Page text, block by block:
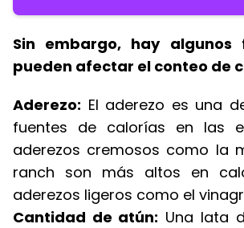
Sin embargo, hay algunos
pueden afectar el conteo de
Aderezo: El aderezo es una
fuentes de calorías en las
aderezos cremosos como la
ranch son más altos en
aderezos ligeros como el
Cantidad de atún: Una lata